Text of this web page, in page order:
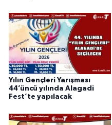
Yılın Gençleri Yarışması
44’üncü yılında Alagadi
Fest’te yapılacak